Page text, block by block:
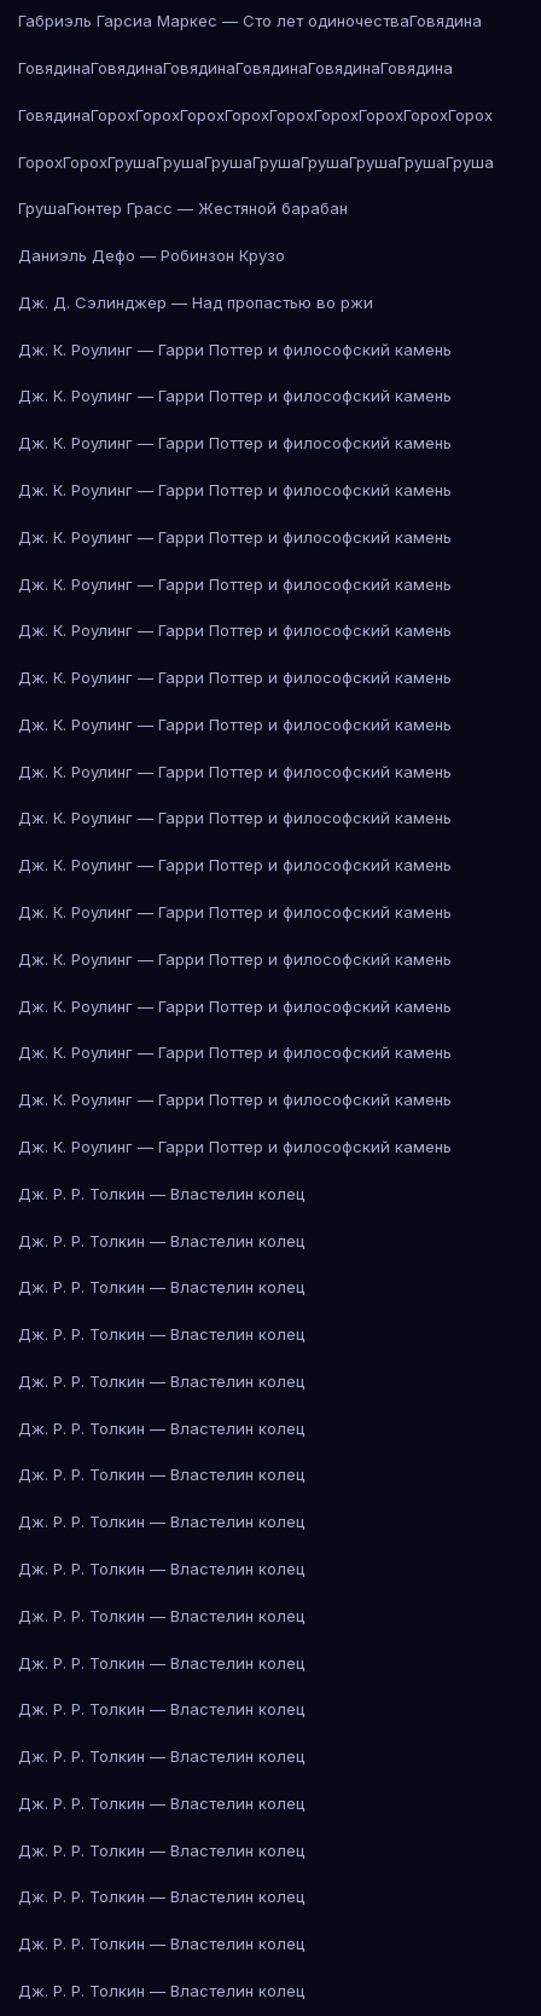
Габриэль Гарсиа Маркес — Сто лет одиночестваГовядина
ГовядинаГовядинаГовядинаГовядинаГовядинаГовядина
ГовядинаГорохГорохГорохГорохГорохГорохГорохГорохГорох
ГорохГорохГрушаГрушаГрушаГрушаГрушаГрушаГрушаГруша
ГрушаГюнтер Грасс — Жестяной барабан
Даниэль Дефо — Робинзон Крузо
Дж. Д. Сэлинджер — Над пропастью во ржи
Дж. К. Роулинг — Гарри Поттер и философский камень
Дж. К. Роулинг — Гарри Поттер и философский камень
Дж. К. Роулинг — Гарри Поттер и философский камень
Дж. К. Роулинг — Гарри Поттер и философский камень
Дж. К. Роулинг — Гарри Поттер и философский камень
Дж. К. Роулинг — Гарри Поттер и философский камень
Дж. К. Роулинг — Гарри Поттер и философский камень
Дж. К. Роулинг — Гарри Поттер и философский камень
Дж. К. Роулинг — Гарри Поттер и философский камень
Дж. К. Роулинг — Гарри Поттер и философский камень
Дж. К. Роулинг — Гарри Поттер и философский камень
Дж. К. Роулинг — Гарри Поттер и философский камень
Дж. К. Роулинг — Гарри Поттер и философский камень
Дж. К. Роулинг — Гарри Поттер и философский камень
Дж. К. Роулинг — Гарри Поттер и философский камень
Дж. К. Роулинг — Гарри Поттер и философский камень
Дж. К. Роулинг — Гарри Поттер и философский камень
Дж. К. Роулинг — Гарри Поттер и философский камень
Дж. Р. Р. Толкин — Властелин колец
Дж. Р. Р. Толкин — Властелин колец
Дж. Р. Р. Толкин — Властелин колец
Дж. Р. Р. Толкин — Властелин колец
Дж. Р. Р. Толкин — Властелин колец
Дж. Р. Р. Толкин — Властелин колец
Дж. Р. Р. Толкин — Властелин колец
Дж. Р. Р. Толкин — Властелин колец
Дж. Р. Р. Толкин — Властелин колец
Дж. Р. Р. Толкин — Властелин колец
Дж. Р. Р. Толкин — Властелин колец
Дж. Р. Р. Толкин — Властелин колец
Дж. Р. Р. Толкин — Властелин колец
Дж. Р. Р. Толкин — Властелин колец
Дж. Р. Р. Толкин — Властелин колец
Дж. Р. Р. Толкин — Властелин колец
Дж. Р. Р. Толкин — Властелин колец
Дж. Р. Р. Толкин — Властелин колец